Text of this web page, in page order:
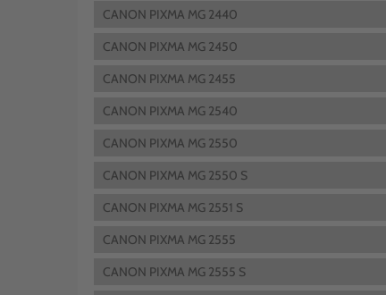
CANON PIXMA MG 2440
CANON PIXMA MG 2450
CANON PIXMA MG 2455
CANON PIXMA MG 2540
CANON PIXMA MG 2550
CANON PIXMA MG 2550 S
CANON PIXMA MG 2551 S
CANON PIXMA MG 2555
CANON PIXMA MG 2555 S